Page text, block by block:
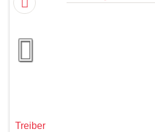
Treiber